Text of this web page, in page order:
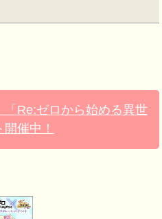
Re:ゼロから始める異世
催中！